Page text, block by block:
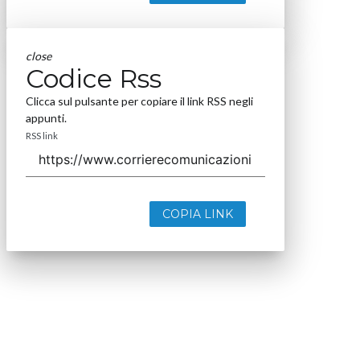
close
Codice Rss
Clicca sul pulsante per copiare il link RSS negli
appunti.
RSS link
COPIA LINK